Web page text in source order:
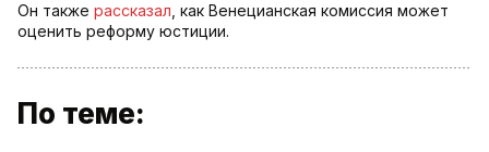
Он также рассказал , как Венецианская комиссия может
оценить реформу юстиции.
По теме: